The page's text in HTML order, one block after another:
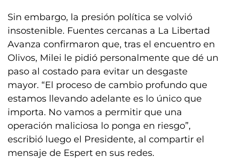
Sin embargo, la presión política se volvió
insostenible. Fuentes cercanas a La Libertad
Avanza confirmaron que, tras el encuentro en
Olivos, Milei le pidió personalmente que dé un
paso al costado para evitar un desgaste
mayor. “El proceso de cambio profundo que
estamos llevando adelante es lo único que
importa. No vamos a permitir que una
operación maliciosa lo ponga en riesgo”,
escribió luego el Presidente, al compartir el
mensaje de Espert en sus redes.